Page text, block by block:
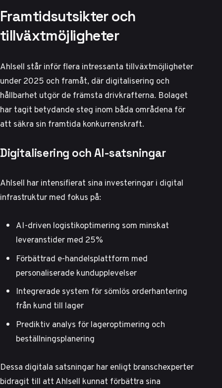
Framtidsutsikter och
tillväxtmöjligheter
Ahlsell står inför flera intressanta tillväxtmöjligheter
under 2025 och framåt, där digitalisering och
hållbarhet utgör de främsta drivkrafterna. Bolaget
har tagit betydande steg inom båda områdena för
att säkra sin framtida konkurrenskraft.
Digitalisering och AI-satsningar
Ahlsell har intensifierat sina investeringar i digital
infrastruktur med fokus på:
AI-driven logistikoptimering som minskat
leveranstider med 25%
Förbättrad e-handelsplattform med
personaliserade kundupplevelser
Integrerade system för sömlös orderhantering
från kund till lager
Prediktiv analys för lageroptimering och
beställningsplanering
Dessa digitala satsningar har enligt branschexperter
bidragit till att Ahlsell kunnat förbättra sina